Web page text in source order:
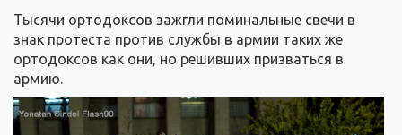
Тысячи ортодоксов зажгли поминальные свечи в
знак протеста против службы в армии таких же
ортодоксов как они, но решивших призваться в
армию.